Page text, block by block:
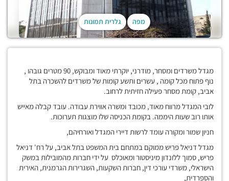
DCF 1.0
מפה גלרית תמונות
מגדל משרדים ומסחר, מודרני, יוקרתי מאוד ומבוקש, 90 מטרים גובהו ,
נוף פתוח מכל קומה , עשרים ותשע קומות של משרדים להשכרה בתל
אביב, קומת מסחר פעילה חזיתית לרחוב.
לובי המגדל מרווח מאוד, מכובד ומשרה אווירת עבודה. עובד קבלה מאייש
אותו רוב שעות היממה. בקומת הכניסה שלו מוצגות תערוכות.
חניון שמור ומקורה עומד לרשות דיירי המגדל ואורחיהם,
מגדל דניאל פריש ממוקם במתחם בית המשפט בתל אביב, על רח' דניאל
פריש, סמוך ללונדון מיניסטור ומאוכלס על ידי חברות מהמובילות במשק
הישראלי, משרדי עורכי דין, חברות השקעות, השגרירות הגרמנית, האירית
והספרדית,